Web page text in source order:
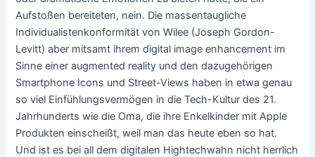
Aufstoßen bereiteten, nein. Die massentaugliche
Individualistenkonformität von Wilee (Joseph Gordon-
Levitt) aber mitsamt ihrem digital image enhancement im
Sinne einer augmented reality und den dazugehörigen
Smartphone Icons und Street-Views haben in etwa genau
so viel Einfühlungsvermögen in die Tech-Kultur des 21.
Jahrhunderts wie die Oma, die ihre Enkelkinder mit Apple
Produkten einscheißt, weil man das heute eben so hat.
Und ist es bei all dem digitalen Hightechwahn nicht herrlich